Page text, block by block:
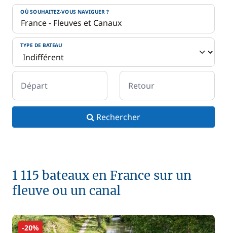
OÙ SOUHAITEZ-VOUS NAVIGUER ?
TYPE DE BATEAU
Départ Retour
Rechercher
1 115 bateaux en France sur un
fleuve ou un canal
-20%